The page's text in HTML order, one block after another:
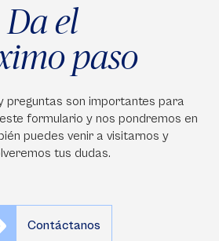
Da el
paso
preguntas son importantes para
formulario y nos pondremos en
puedes venir a visitarnos y
tus dudas.
Contáctanos